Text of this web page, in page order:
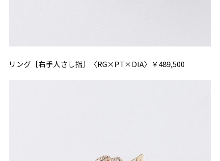
リング［右手人さし指］〈RG×PT×DIA〉￥489,500